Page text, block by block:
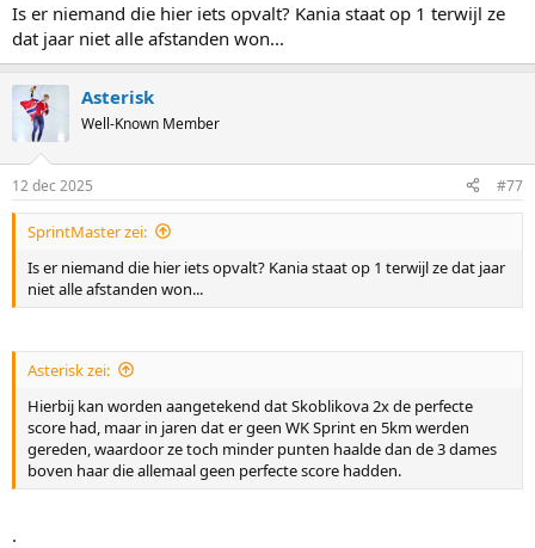
Hierbij kan worden aangetekend dat Skoblikova 2x de perfecte
score had, maar in jaren dat er geen WK Sprint en 5km werden
gereden, waardoor ze toch minder punten haalde dan de 3 dames
boven haar die allemaal geen perfecte score hadden. De eer van
beste score van deze eeuw gaat naar Wüst - 2013.
Is er niemand die hier iets opvalt? Kania staat op 1 terwijl ze
dat jaar niet alle afstanden won...
Asterisk
Well-Known Member
12 dec 2025 #77
SprintMaster zei:
Is er niemand die hier iets opvalt? Kania staat op 1 terwijl ze dat jaar
niet alle afstanden won...
Asterisk zei:
Hierbij kan worden aangetekend dat Skoblikova 2x de perfecte
score had, maar in jaren dat er geen WK Sprint en 5km werden
gereden, waardoor ze toch minder punten haalde dan de 3 dames
boven haar die allemaal geen perfecte score hadden.
.